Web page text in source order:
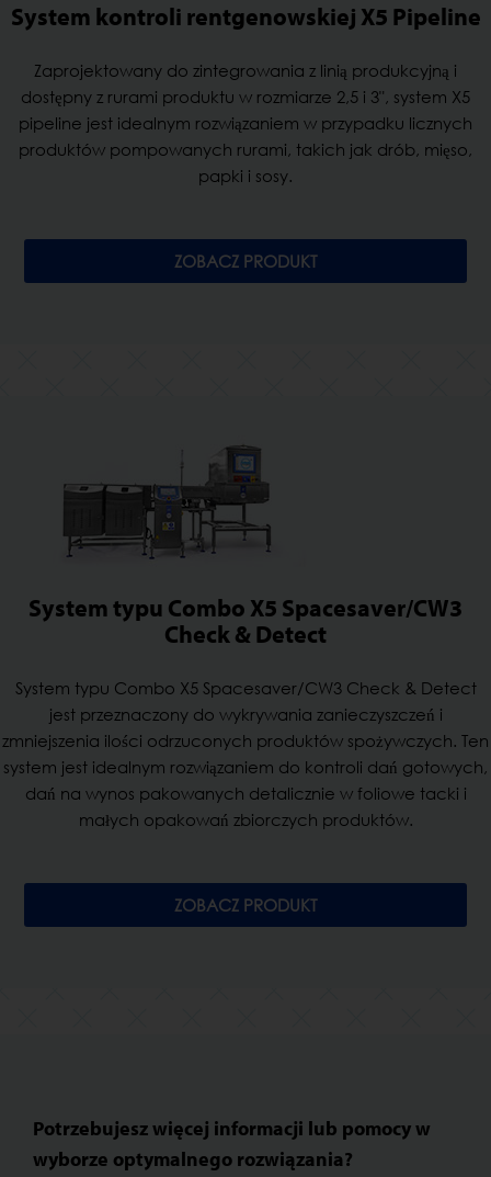
System kontroli rentgenowskiej X5 Pipeline
Zaprojektowany do zintegrowania z linią produkcyjną i
dostępny z rurami produktu w rozmiarze 2,5 i 3", system X5
pipeline jest idealnym rozwiązaniem w przypadku licznych
produktów pompowanych rurami, takich jak drób, mięso,
papki i sosy.
ZOBACZ PRODUKT
System typu Combo X5 Spacesaver/CW3
Check & Detect
System typu Combo X5 Spacesaver/CW3 Check & Detect
jest przeznaczony do wykrywania zanieczyszczeń i
zmniejszenia ilości odrzuconych produktów spożywczych. Ten
system jest idealnym rozwiązaniem do kontroli dań gotowych,
dań na wynos pakowanych detalicznie w foliowe tacki i
małych opakowań zbiorczych produktów.
ZOBACZ PRODUKT
Potrzebujesz więcej informacji lub pomocy w
wyborze optymalnego rozwiązania?